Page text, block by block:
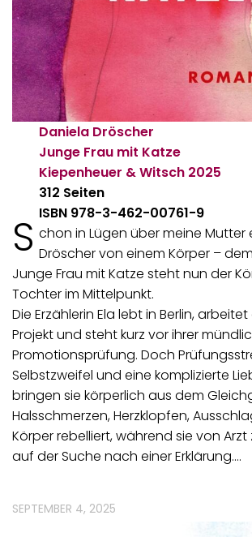
Daniela Dröscher
Junge Frau mit Katze
Kiepenheuer & Witsch 2025
312 Seiten
ISBN 978-3-462-00761-9
S chon in Lügen über meine Mutter
Dröscher von einem Körper –
Junge Frau mit Katze steht nun der
Tochter im Mittelpunkt.
Die Erzählerin Ela lebt in Berlin,
Projekt und steht kurz vor ihrer
Promotionsprüfung. Doch
Selbstzweifel und eine komplizierte
bringen sie körperlich aus dem
Halsschmerzen, Herzklopfen,
Körper rebelliert, während sie von Arzt
auf der Suche nach einer Erklärung.…
SEPTEMBER 4, 2025